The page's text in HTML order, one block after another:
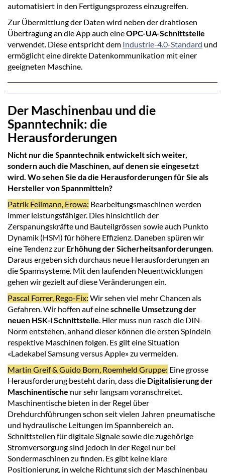
automatisiert in den Fertigungsprozess einzugreifen.
Zur Übermittlung der Daten wird neben der drahtlosen
Übertragung an die App auch eineOPC-UA-Schnittstelle
verwendet. Diese entspricht dem Industrie-4.0-Standard und
ermöglicht eine direkte Datenkommunikation mit einer
geeigneten Maschine.
Der Maschinenbau und die
Spanntechnik: die
Herausforderungen
Nicht nur die Spanntechnik entwickelt sich weiter,
sondern auch die Maschinen, auf denen sie eingesetzt
wird. Wo sehen Sie da die Herausforderungen für Sie als
Hersteller von Spannmitteln?
Patrik Fellmann, Erowa: Bearbeitungsmaschinen werden
immer leistungsfähiger. Dies hinsichtlich der
Zerspanungskräfte und Bauteilgrössen sowie auch Punkto
Dynamik (HSM) für höhere Effizienz. Daneben spüren wir
eine Tendenz zur Erhöhung der Sicherheitsanforderungen
Daraus ergeben sich durchaus neue Herausforderungen an
die Spannsysteme. Mit den laufenden Neuentwicklungen
gehen wir gezielt auf diese Veränderungen ein.
Pascal Forrer, Rego-Fix: Wir sehen viel mehr Chancen als
Gefahren. Wir hoffen auf eineschnelle Umsetzung der
neuen HSK-i Schnittstelle . Hier muss nun rasch die DIN-
Norm entstehen, anhand dieser können die ersten Spindeln
respektive Maschinen folgen. Es gilt eine Situation
«Ladekabel Samsung versus Apple» zu vermeiden.
Martin Greif & Guido Born, Roemheld Gruppe: Eine grosse
Herausforderung besteht darin, dass die Digitalisierung der
Maschinentische nur sehr langsam voranschreitet.
Maschinentische bieten in der Regel über
Drehdurchführungen schon seit vielen Jahren pneumatische
und hydraulische Leitungen im Spannbereich an.
Schnittstellen für digitale Signale sowie die zugehörige
Stromversorgung sind jedoch in der Regel nur bei
Sondermaschinen zu finden. Es gibt keine klare
Positionierung, in welche Richtung sich der Maschinenbau